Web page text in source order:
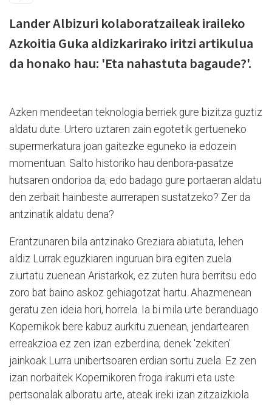
Lander Albizuri kolaboratzaileak iraileko
Azkoitia Guka aldizkarirako iritzi artikulua
da honako hau: 'Eta nahastuta bagaude?'.
Azken mendeetan teknologia berriek gure bizitza guztiz
aldatu dute. Urtero uztaren zain egotetik gertueneko
supermerkatura joan gaitezke eguneko ia edozein
momentuan. Salto historiko hau denbora-pasatze
hutsaren ondorioa da, edo badago gure portaeran aldatu
den zerbait hainbeste aurrerapen sustatzeko? Zer da
antzinatik aldatu dena?
Erantzunaren bila antzinako Greziara abiatuta, lehen
aldiz Lurrak eguzkiaren inguruan bira egiten zuela
ziurtatu zuenean Aristarkok, ez zuten hura berritsu edo
zoro bat baino askoz gehiagotzat hartu. Ahazmenean
geratu zen ideia hori, horrela. Ia bi mila urte beranduago
Kopernikok bere kabuz aurkitu zuenean, jendartearen
erreakzioa ez zen izan ezberdina; denek 'zekiten'
jainkoak Lurra unibertsoaren erdian sortu zuela. Ez zen
izan norbaitek Kopernikoren froga irakurri eta uste
pertsonalak alboratu arte, ateak ireki izan zitzaizkiola